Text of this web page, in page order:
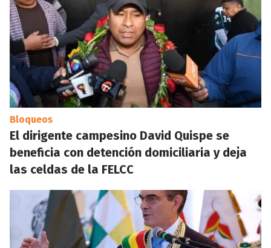
Bloqueos
El dirigente campesino David Quispe se
beneficia con detención domiciliaria y deja
las celdas de la FELCC